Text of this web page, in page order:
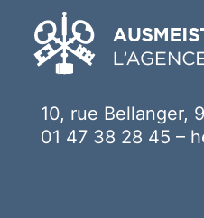
10, rue Bellanger,
01 47 38 28 45 –